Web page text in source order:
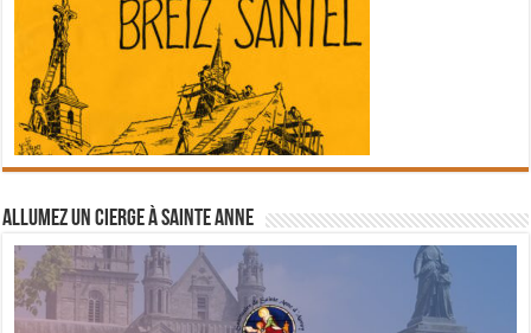
Allumez un cierge à Sainte Anne